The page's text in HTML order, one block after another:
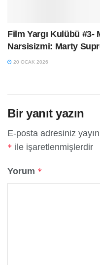
Film Yargı Kulübü #3-
Narsisizmi: Marty
20 OCAK 2026
Bir yanıt yazın
E-posta adresiniz
* ile işaretlenmişlerdir
Yorum *